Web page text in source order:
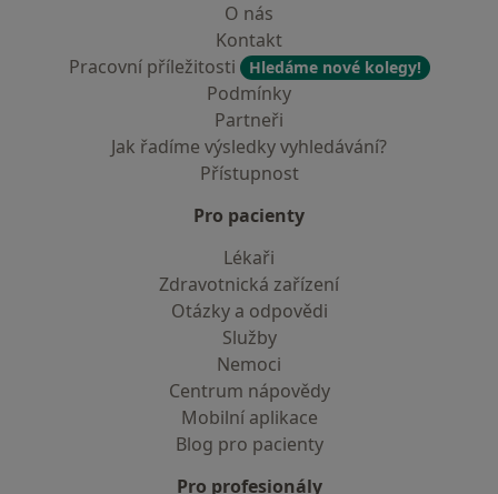
O nás
Kontakt
Pracovní příležitosti
Hledáme nové kolegy!
Podmínky
Partneři
Jak řadíme výsledky vyhledávání?
Přístupnost
Pro pacienty
Lékaři
Zdravotnická zařízení
Otázky a odpovědi
Služby
Nemoci
Centrum nápovědy
Mobilní aplikace
Blog pro pacienty
Pro profesionály